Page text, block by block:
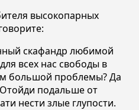
высокопарных
скафандр любимой
всех нас свободы в
большой проблемы? Да
подальше от
нести злые глупости.